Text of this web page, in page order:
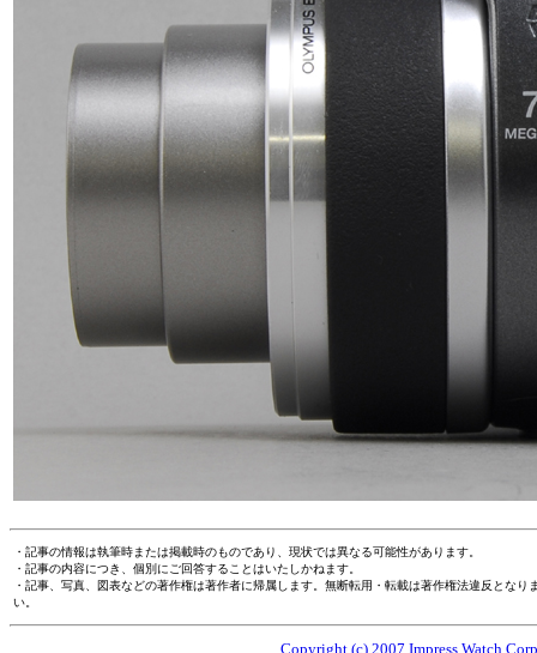
・記事の情報は執筆時または掲載時のものであり、現状では異なる可能性があります。
・記事の内容につき、個別にご回答することはいたしかねます。
・記事、写真、図表などの著作権は著作者に帰属します。無断転用・転載は著作権法違反とな
い。
Copyright (c) 2007 Impress Watch